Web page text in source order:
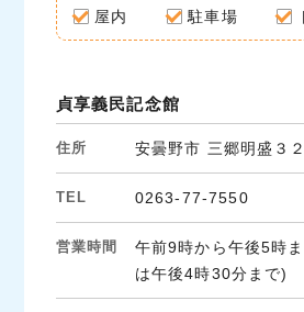
b
o
t
e
屋内 駐車場
貞享義民記念館
住所 安曇野市 三郷明盛３
TEL 0263-77-7550
営業時間
午前9時から午後5時
は午後4時30分まで)